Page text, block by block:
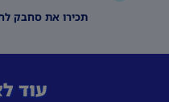
תכירו את סחבק
עוד